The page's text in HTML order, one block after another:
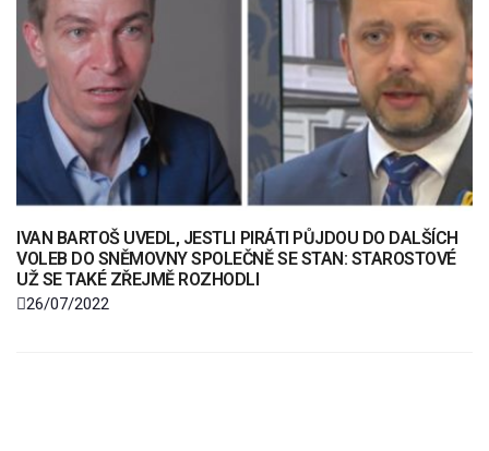
IVAN BARTOŠ UVEDL, JESTLI PIRÁTI PŮJDOU DO DALŠÍCH
VOLEB DO SNĚMOVNY SPOLEČNĚ SE STAN: STAROSTOVÉ
UŽ SE TAKÉ ZŘEJMĚ ROZHODLI
26/07/2022